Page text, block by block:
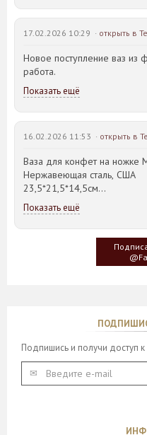
17.02.2026 10:29 · открыть в
Новое поступление ваз из
работа.
Показать ещё
16.02.2026 11:53 · открыть в
Ваза для конфет на ножке
Нержавеющая сталь, США
23,5*21,5*14,5см
Идея такого дизайна
создателю, когда он
у которого растут
Показать ещё
Подпишись и получи доступ